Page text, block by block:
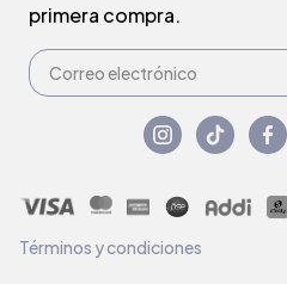
primera compra.
Términos y condiciones